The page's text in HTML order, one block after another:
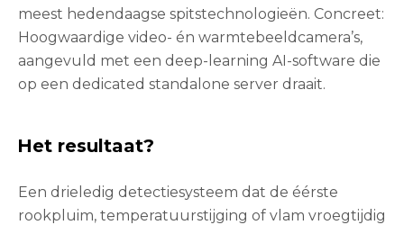
meest hedendaagse spitstechnologieën. Concreet:
Hoogwaardige video- én warmtebeeldcamera’s,
aangevuld met een deep-learning AI-software die
op een dedicated standalone server draait.
Het resultaat?
Een drieledig detectiesysteem dat de éérste
rookpluim, temperatuurstijging of vlam vroegtijdig